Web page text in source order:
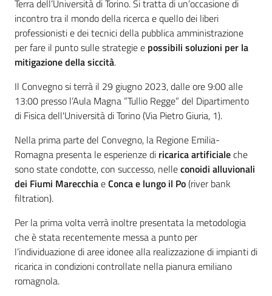
Ambiente
Novità
Servizi
Leggi Atti Bandi
Piani Programmi
Progetti
Terra dell’Università di Torino. Si tratta di un’occasione di
incontro tra il mondo della ricerca e quello dei liberi
professionisti e dei tecnici della pubblica amministrazione
per fare il punto sulle strategie e possibili soluzioni per la
mitigazione della siccità.
Il Convegno si terrà il 29 giugno 2023, dalle ore 9:00 alle
13:00 presso l’Aula Magna ”Tullio Regge” del Dipartimento
di Fisica dell'Università di Torino (Via Pietro Giuria, 1).
Nella prima parte del Convegno, la Regione Emilia-
Romagna presenta le esperienze di ricarica artificialeche
sono state condotte, con successo, nelleconoidi alluvionali
dei Fiumi MarecchiaeConca e lungo il Po(river bank
filtration).
Per la prima volta verrà inoltre presentata la metodologia
che è stata recentemente messa a punto per
l’individuazione di aree idonee alla realizzazione di impianti di
ricarica in condizioni controllate nella pianura emiliano
romagnola.